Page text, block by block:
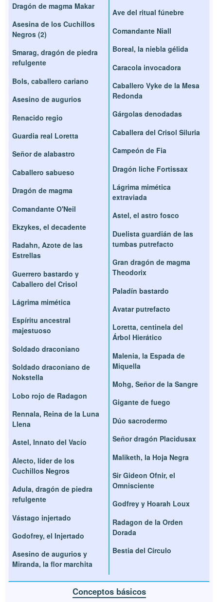
Dragón de magma Makar
Asesina de los Cuchillos
Negros (2)
Smarag, dragón de piedra
refulgente
Bols, caballero cariano
Asesino de augurios
Renacido regio
Guardia real Loretta
Señor de alabastro
Caballero sabueso
Dragón de magma
Comandante O'Neil
Ekzykes, el decadente
Radahn, Azote de las
Estrellas
Guerrero bastardo y
Caballero del Crisol
Lágrima mimética
Espíritu ancestral
majestuoso
Soldado draconiano
Soldado draconiano de
Nokstella
Lobo rojo de Radagon
Rennala, Reina de la Luna
Llena
Astel, Innato del Vacío
Alecto, líder de los
Cuchillos Negros
Adula, dragón de piedra
refulgente
Vástago injertado
Godofrey, el Injertado
Asesino de augurios y
Miranda, la flor marchita
Ave del ritual fúnebre
Comandante Niall
Boreal, la niebla gélida
Caracola invocadora
Caballero Vyke de la Mesa
Redonda
Gárgolas denodadas
Caballera del Crisol Siluria
Campeón de Fia
Dragón liche Fortissax
Lágrima mimética
extraviada
Astel, el astro fosco
Duelista guardián de las
tumbas putrefacto
Gran dragón de magma
Theodorix
Paladín bastardo
Avatar putrefacto
Loretta, centinela del
Árbol Hierático
Malenia, la Espada de
Miquella
Mohg, Señor de la Sangre
Gigante de fuego
Dúo sacrodermo
Señor dragón Placidusax
Maliketh, la Hoja Negra
Sir Gideon Ofnir, el
Omnisciente
Godfrey y Hoarah Loux
Radagon de la Orden
Dorada
Bestia del Círculo
Conceptos básicos